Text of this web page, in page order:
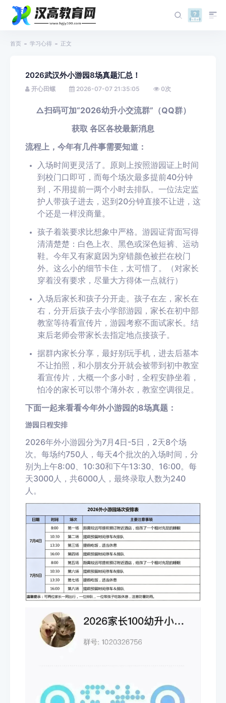
首页 学习心得 正文
2026武汉外小游园8场真题汇总！
开心田螺 2026-07-07 21:35:05 0次
△扫码可加“2026幼升小交流群”（QQ群）
获取 各区各校最新消息
流程上，今年有几件事需要知道：
入场时间更灵活了。原则上按照游园证上时间
到校门口即可，而每个场次最多提前40分钟
到，不用提前一两个小时去排队。一位法定监
护人带孩子进去，迟到20分钟直接不让进，这
个还是一样没商量。
孩子着装要求比想象中严格。游园证背面写得
清清楚楚：白色上衣、黑色或深色短裤、运动
鞋。今年又有家庭因为穿错颜色被拦在校门
外。这么小的细节卡住，太可惜了。（对家长
穿着没有要求，尽量大方得体一点就行）
入场后家长和孩子分开走。孩子在左，家长在
右，分开后孩子去小学部游园，家长在初中部
教室等待看宣传片， 游园考察不面试家长。结
束后老师会带家长去指定地点接孩子。
据群内家长分享，最好别玩手机，进去后基本
不让拍照，和小朋友分开就会被带到初中教室
看宣传片，大概一个多小时，全程安静坐着，
怕冷的家长可以带个薄外衣，教室空调很足。
下面一起来看看今年外小游园的8场真题：
游园日程安排
2026年外小游园分为7月4日-5日，2天8个场
次。每场约750人，每天4个批次的入场时间，分
别为上午8:00、10:30和下午13:30、16:00。每
天3000人，共6000人，最终录取人数为240
人。